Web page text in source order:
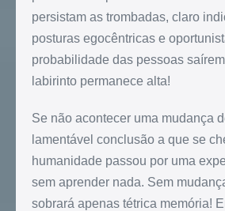
persistam as trombadas, claro
posturas egocêntricas e
probabilidade das pessoas
labirinto permanece alta!
Se não acontecer uma mudança
lamentável conclusão a que se
humanidade passou por uma
sem aprender nada. Sem
sobrará apenas tétrica memória!